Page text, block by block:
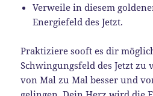
Verweile in diesem
Energiefeld des Jetzt.
Praktiziere sooft es dir
Schwingungsfeld des Jetzt
von Mal zu Mal besser und